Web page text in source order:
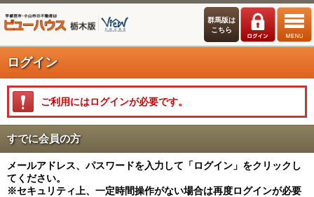
群馬版は
こちら
ログイン
ご利用にはログインが必要です。
すでに会員の方
メールアドレス、パスワードを入力して「ログイン」をクリックし
てください。
※セキュリティ上、一定時間操作がない場合は再度ログインが必要